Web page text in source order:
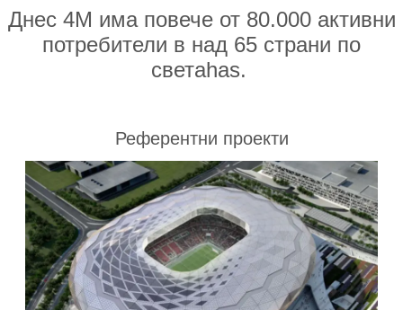
Днес 4М има повече от 80.000 активни
потребители в над 65 страни по
светаhas.
Референтни проекти